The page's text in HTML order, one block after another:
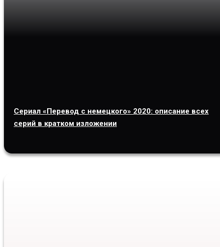
Сериал «Перевод с немецкого» 2020: описание всех
серий в кратком изложении